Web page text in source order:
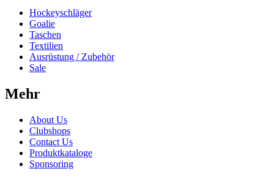
Hockeyschläger
Goalie
Taschen
Textilien
Ausrüstung / Zubehör
Sale
Mehr
About Us
Clubshops
Contact Us
Produktkataloge
Sponsoring